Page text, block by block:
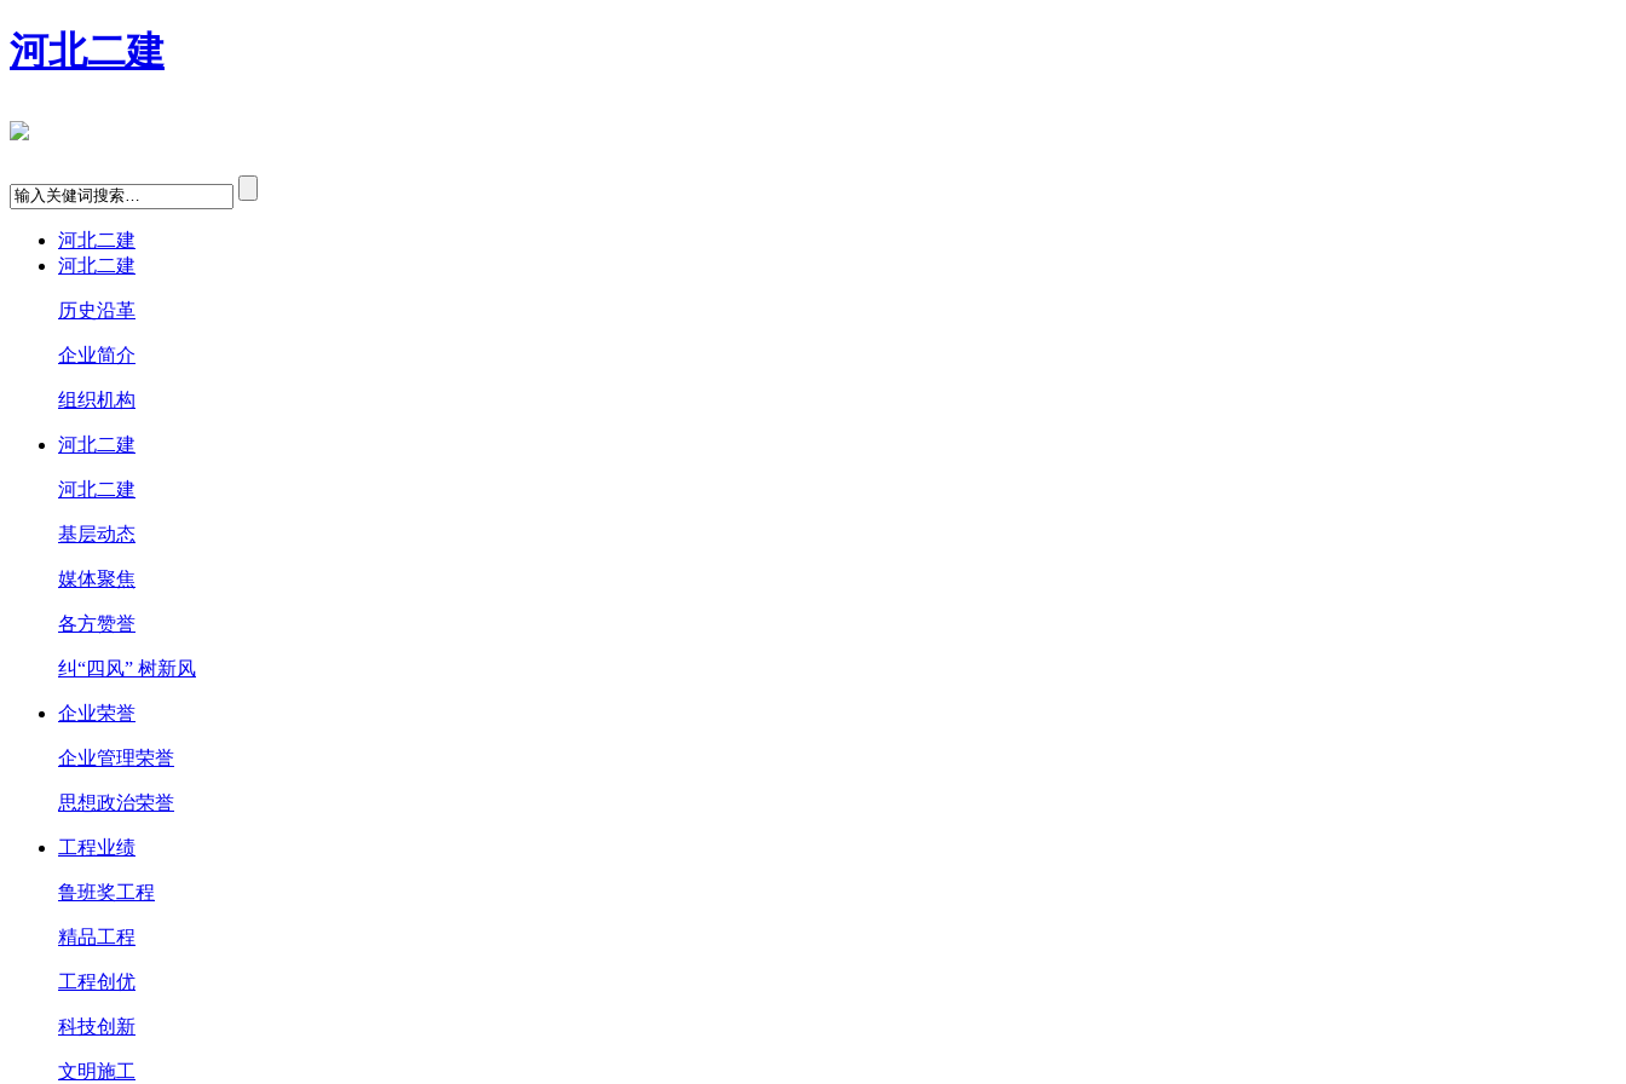
河北二建
河北二建
河北二建
历史沿革
企业简介
组织机构
河北二建
河北二建
基层动态
媒体聚焦
各方赞誉
纠“四风” 树新风
企业荣誉
企业管理荣誉
思想政治荣誉
工程业绩
鲁班奖工程
精品工程
工程创优
科技创新
文明施工